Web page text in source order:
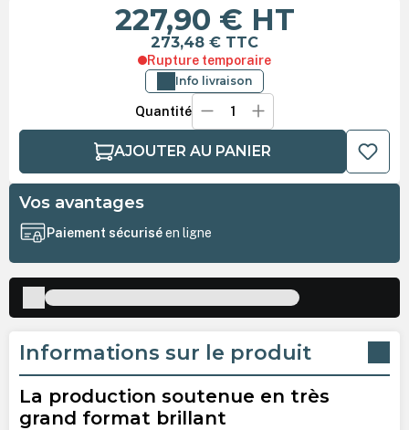
227,90 € HT
273,48 € TTC
Rupture temporaire
Info livraison
Quantité
AJOUTER AU PANIER
Vos avantages
Paiement sécuriséen ligne
Informations sur le produit
La production soutenue en très
grand format brillant